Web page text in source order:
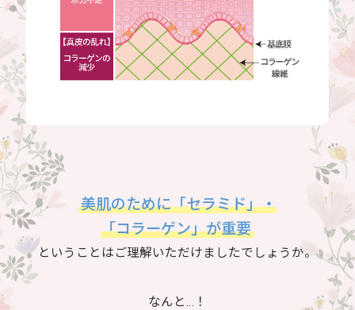
美肌のために「セラミド」・
「コラーゲン」が重要
ということはご理解いただけましたでしょうか。
なんと…！